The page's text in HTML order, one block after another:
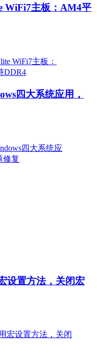
WiFi7主板：AM4平
四大系统应用，
设置方法，关闭宏